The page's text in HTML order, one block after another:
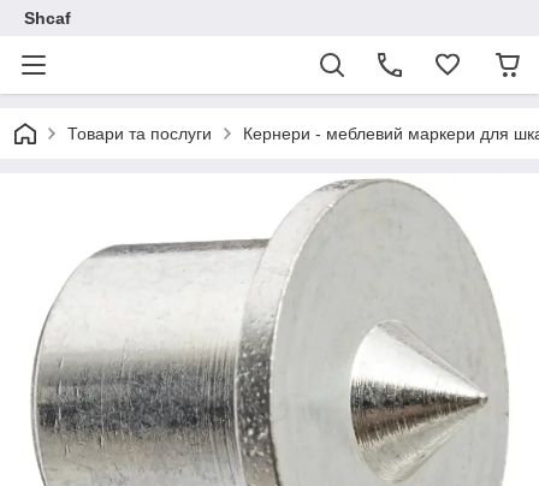
Shcaf
Товари та послуги Кернери - меблевий маркери для